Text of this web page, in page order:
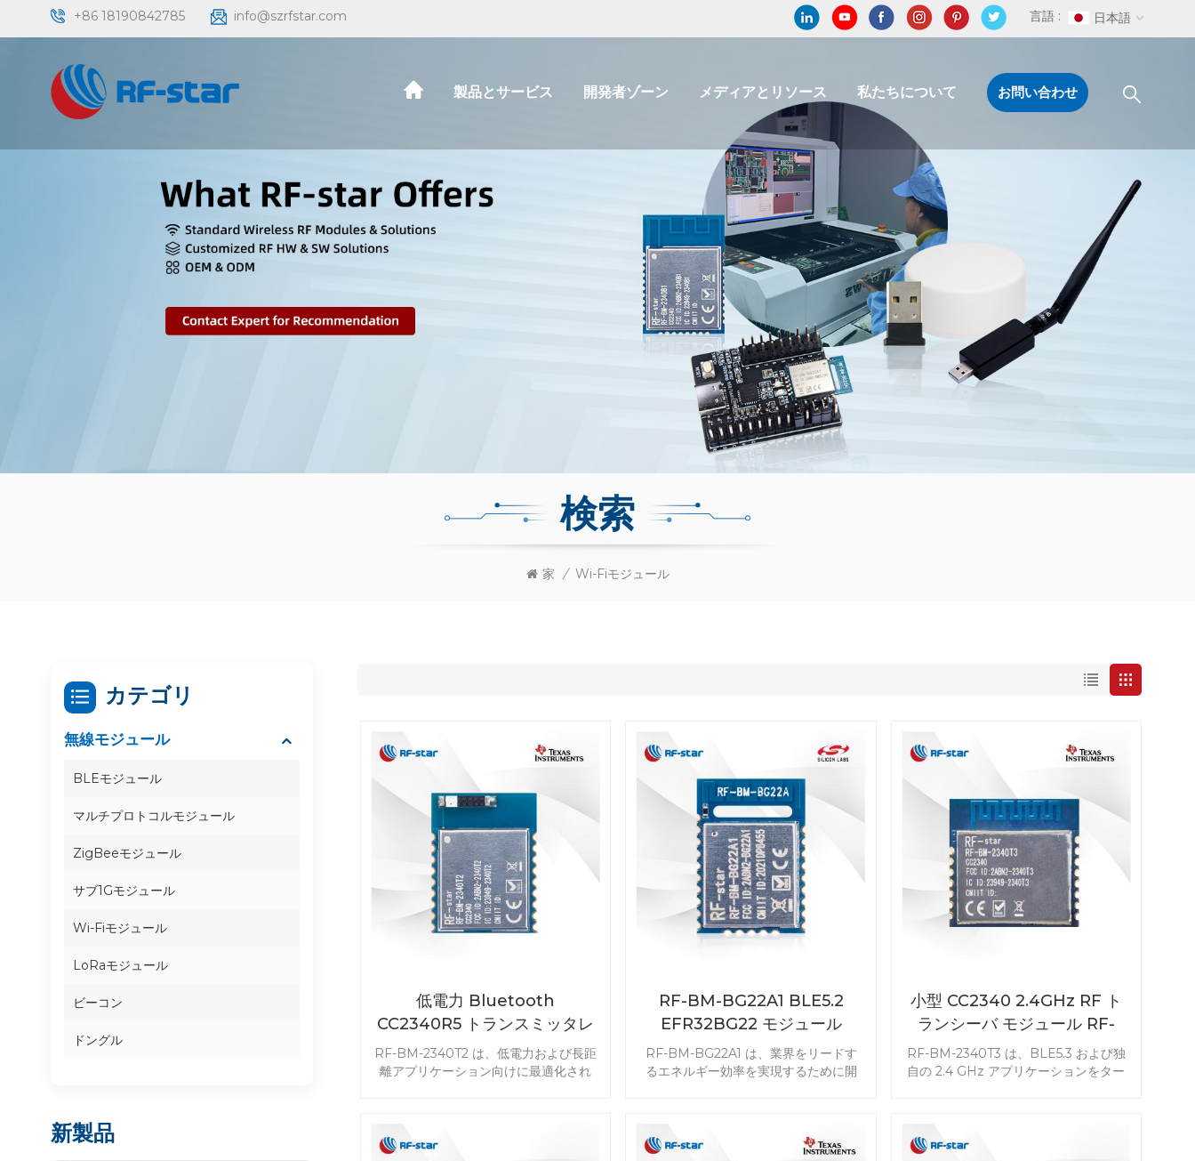
+86 18190842785 info@szrfstar.com 言語 : 日本語
製品とサービス 開発者ゾーン メディアとリソース 私たちについて お問い合わせ
検索
家 / Wi-Fiモジュール
低電力 Bluetooth
CC2340R5 トランスミッタレ
シーバモジュール RF-BM-
2340T2 チップアンテナ付き
RF-BM-2340T2 は、低電力および長距
離アプリケーション向けに最適化され
および独自の 2.4 GHz をサポートする
RF-BM-BG22A1 BLE5.2
EFR32BG22 モジュール
RF-BM-BG22A1 は、業界をリードす
るエネルギー効率を実現するために開
Bluetooth マスター/スレーブ モジュ
小型 CC2340 2.4GHz RF ト
ランシーバ モジュール RF-
BM-2340T3 BLE 5.3 と互換
性あり
RF-BM-2340T3 は、BLE5.3 および独
自の 2.4 GHz アプリケーションをター
して、8 dBm TX 電力、ユニバーサル
カテゴリ
無線モジュール
BLEモジュール
マルチプロトコルモジュール
ZigBeeモジュール
サブ1Gモジュール
Wi-Fiモジュール
LoRaモジュール
ビーコン
ドングル
新製品